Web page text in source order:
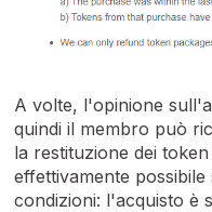
A volte, l'opinione
quindi il membro può
la restituzione dei
effettivamente
condizioni: l'acquisto è